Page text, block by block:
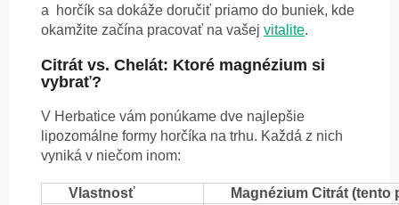
a horčík sa dokáže doručiť priamo do buniek, kde
okamžite začína pracovať na vašej vitalite.
Citrát vs. Chelát: Ktoré magnézium si
vybrať?
V Herbatice vám ponúkame dve najlepšie
lipozomálne formy horčíka na trhu. Každá z nich
vyniká v niečom inom:
Vlastnosť
Magnézium Citrát (tento